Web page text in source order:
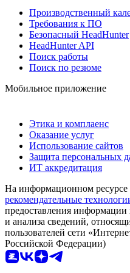
Производственный
Требования к ПО
Безопасный HeadHunter
HeadHunter API
Поиск работы
Поиск по резюме
Мобильное приложение
Этика и комплаенс
Оказание услуг
Использование сайтов
Защита персональных
ИТ аккредитация
На информационном ресурсе
рекомендательные
предоставления информации
и анализа сведений,
пользователей сети
Российской Федерации)